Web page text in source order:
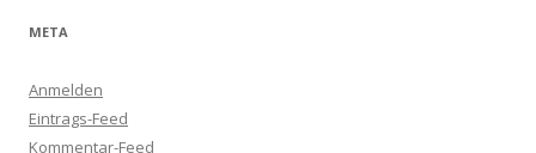
META
Anmelden
Eintrags-Feed
Kommentar-Feed